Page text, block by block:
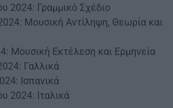
2024: Γραμμικό Σχέδιο
Μουσική Αντίληψη, Θεωρία και
Μουσική Εκτέλεση και Ερμηνεία
Γαλλικά
Ισπανικά
2024: Ιταλικά